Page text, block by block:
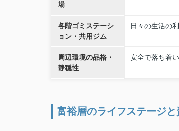
場
各階ゴミステーシ
ョン・共用ジム
日々の生活の
周辺環境の品格・
静穏性
安全で落ち着
富裕層のライフステージ